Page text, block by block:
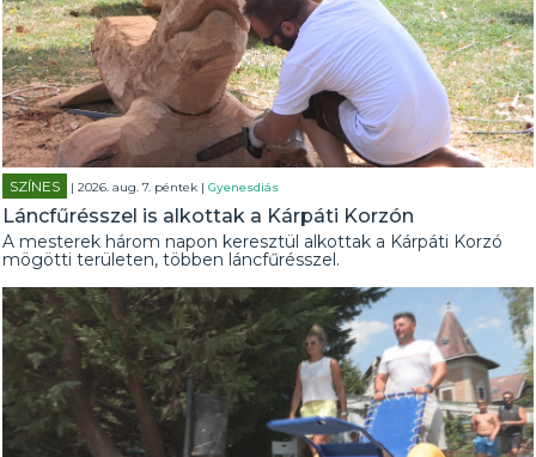
SZÍNES | 2026. aug. 7. péntek |Gyenesdiás
Láncfűrésszel is alkottak a Kárpáti Korzón
A mesterek három napon keresztül alkottak a Kárpáti Korzó
mögötti területen, többen láncfűrésszel.